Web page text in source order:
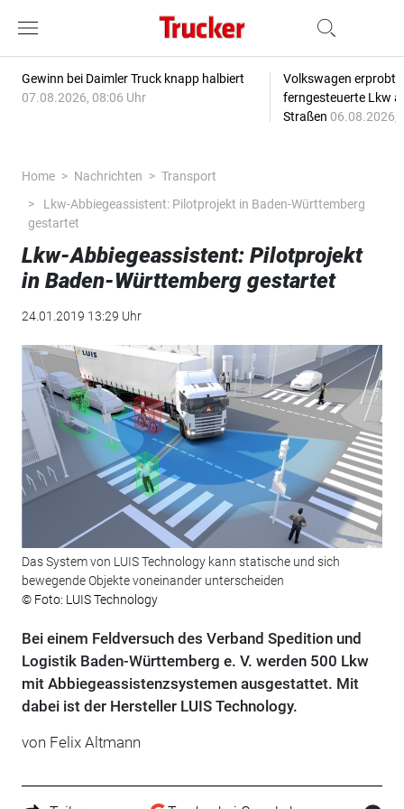
Gewinn bei Daimler Truck knapp halbiert
07.08.2026, 08:06 Uhr
Volkswagen erprobt
ferngesteuerte Lkw
Straßen 06.08.2026,
Home Nachrichten
Transport
Lkw-Abbiegeassistent: Pilotprojekt in Baden-Württemberg
gestartet
Lkw-Abbiegeassistent: Pilotprojekt
in Baden-Württemberg gestartet
24.01.2019 13:29 Uhr
Das System von LUIS Technology kann statische und sich
bewegende Objekte voneinander unterscheiden
© Foto: LUIS Technology
Bei einem Feldversuch des Verband Spedition und
Logistik Baden-Württemberg e. V. werden 500 Lkw
mit Abbiegeassistenzsystemen ausgestattet. Mit
dabei ist der Hersteller LUIS Technology.
von Felix Altmann